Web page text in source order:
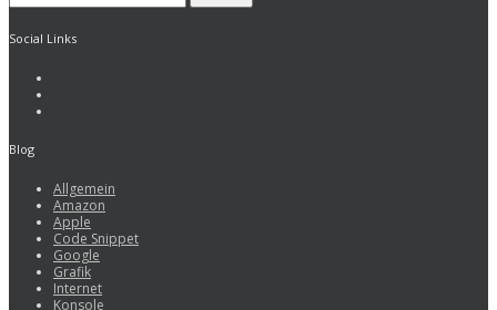
Social Links
Blog
Allgemein
Amazon
Apple
Code Snippet
Google
Grafik
Internet
Konsole